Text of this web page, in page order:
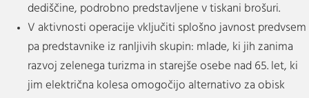
dediščine, podrobno predstavljene v tiskani brošuri.
V aktivnosti operacije vključiti splošno javnost predvsem
pa predstavnike iz ranljivih skupin: mlade, ki jih zanima
razvoj zelenega turizma in starejše osebe nad 65. let, ki
jim električna kolesa omogočijo alternativo za obisk